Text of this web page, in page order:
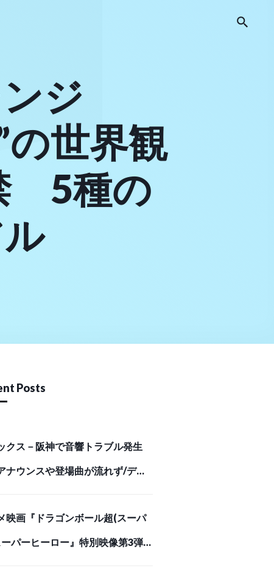
ジ
世界観
5種の
Posts
クス－阪神で音響トラブル発生
ナウンスや登場曲が流れず/デイ
映画『ドラゴンボール超(スーパ
ーパーヒーロー』特別映像第3弾